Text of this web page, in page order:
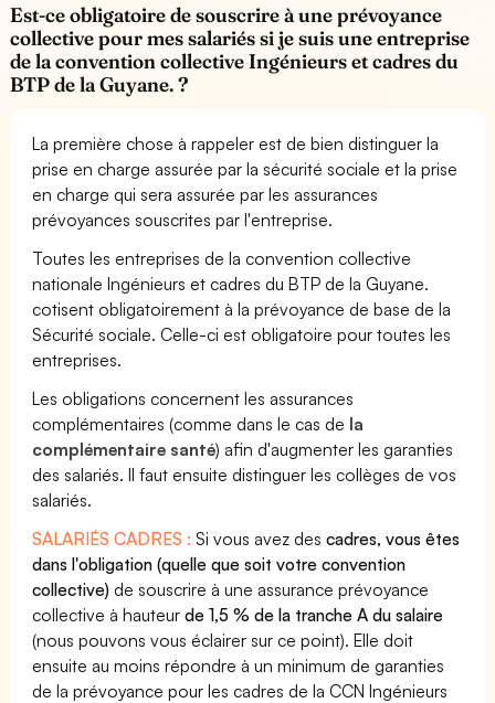
Est-ce obligatoire de souscrire à une prévoyance
collective pour mes salariés si je suis une entreprise
de la convention collective Ingénieurs et cadres du
BTP de la Guyane. ?
La première chose à rappeler est de bien distinguer la
prise en charge assurée par la sécurité sociale et la prise
en charge qui sera assurée par les assurances
prévoyances souscrites par l'entreprise.
Toutes les entreprises de la convention collective
nationale Ingénieurs et cadres du BTP de la Guyane.
cotisent obligatoirement à la prévoyance de base de la
Sécurité sociale. Celle-ci est obligatoire pour toutes les
entreprises.
Les obligations concernent les assurances
complémentaires (comme dans le cas de la
complémentaire santé) afin d'augmenter les garanties
des salariés. Il faut ensuite distinguer les collèges de vos
salariés.
SALARIÉS CADRES : Si vous avez descadres, vous êtes
dans l'obligation (quelle que soit votre convention
collective) de souscrire à une assurance prévoyance
collective à hauteurde 1,5 % de la tranche A du salaire
(nous pouvons vous éclairer sur ce point). Elle doit
ensuite au moins répondre à un minimum de garanties
de la prévoyance pour les cadres de la CCN Ingénieurs